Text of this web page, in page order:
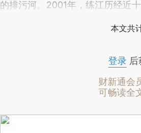
的排污河。2001年，练江历经近
本文共
登录后
财新通会
可畅读全